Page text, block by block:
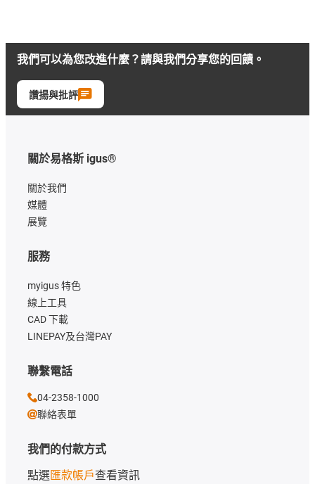
我們可以為您改進什麼？請與我們分享您的回饋。
讚揚與批評
關於易格斯 igus®
關於我們
媒體
展覽
我們的付款方式
點選匯款帳戶查看資訊
服務
myigus 特色
線上工具
CAD 下載
LINEPAY及台灣PAY
聯繫電話
04-2358-1000
聯絡表單